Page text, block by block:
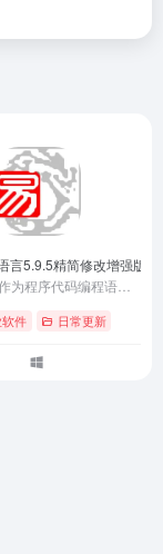
言5.9.5精简修改增强版
件 日常更新